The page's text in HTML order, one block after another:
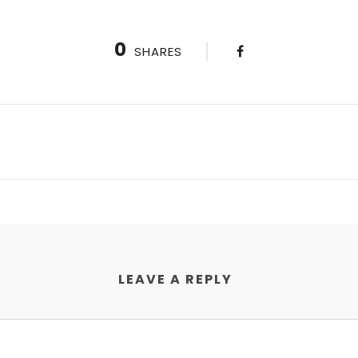
0 SHARES
LEAVE A REPLY